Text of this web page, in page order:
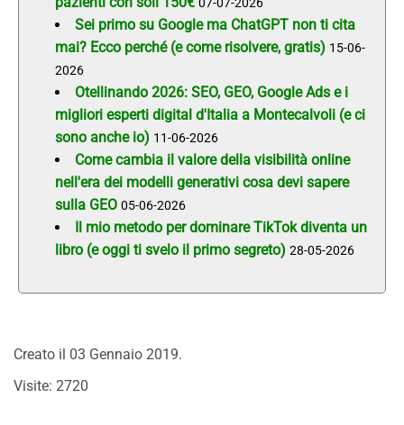
07-07-2026
Sei primo su Google ma ChatGPT non ti cita
mai? Ecco perché (e come risolvere, gratis) 15-06-
2026
Otellinando 2026: SEO, GEO, Google Ads e i
migliori esperti digital d'Italia a Montecalvoli (e ci
sono anche io) 11-06-2026
Come cambia il valore della visibilità online
nell'era dei modelli generativi cosa devi sapere
sulla GEO 05-06-2026
Il mio metodo per dominare TikTok diventa un
libro (e oggi ti svelo il primo segreto) 28-05-2026
Creato il 03 Gennaio 2019.
Visite: 2720